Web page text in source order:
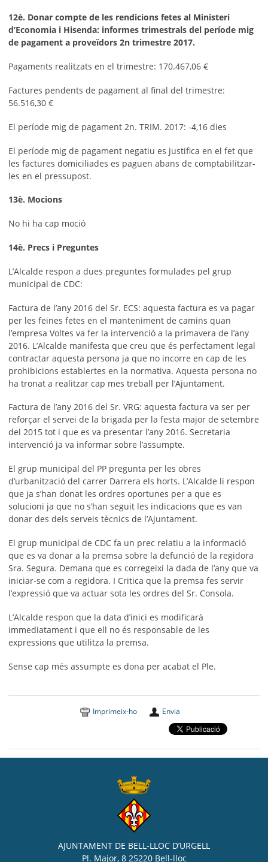
12è. Donar compte de les rendicions fetes al Ministeri
d’Economia i Hisenda: informes trimestrals del període mig
de pagament a proveïdors 2n trimestre 2017.
Pagaments realitzats en el trimestre: 170.467,06 €
Factures pendents de pagament al final del trimestre:
56.516,30 €
El període mig de pagament 2n. TRIM. 2017: -4,16 dies
El període mig de pagament negatiu es justifica en el fet que
les factures domiciliades es paguen abans de comptabilitzar-
les en el pressupost.
13è. Mocions
No hi ha cap moció
14è. Precs i Preguntes
L’Alcalde respon a dues preguntes formulades pel grup
municipal de CDC:
Factura de l’any 2016 del Sr. ECS: aquesta factura es va pagar
per les feines fetes en el manteniment de camins quan
l’empresa Voltes va fer la intervenció a la primavera de l’any
2016. L’Alcalde manifesta que creu que és perfectament legal
contractar aquesta persona ja que no incorre en cap de les
prohibicions establertes en la normativa. Aquesta persona no
ha tronat a realitzar cap mes treball per l’Ajuntament.
Factura de l’any 2016 del Sr. VRG: aquesta factura va ser per
reforçar el servei de la brigada per la festa major de setembre
del 2015 tot i que es va presentar l’any 2016. Secretaria
intervenció ja va informar sobre l’assumpte.
El grup municipal del PP pregunta per les obres
d’urbanització del carrer Darrera els horts. L’Alcalde li respon
que ja s’han donat les ordres oportunes per a que es
solucioni ja que no s’han seguit les indicacions que es van
donar des dels serveis tècnics de l’Ajuntament.
El grup municipal de CDC fa un prec relatiu a la informació
que es va donar a la premsa sobre la defunció de la regidora
Sra. Segura. Demana que es corregeixi la dada de l’any que va
iniciar-se com a regidora. I Critica que la premsa fes servir
l’expressió que va actuar sota les ordres del Sr. Consola.
L’Alcalde respon que la data d’inici es modificarà
immediatament i que ell no és responsable de les
expressions que utilitza la premsa.
Sense cap més assumpte es dona per acabat el Ple.
Imprimeix-ho Envia
AJUNTAMENT DE BELL-LLOC D’URGELL
Pl. Major, 8 25220 Bell-lloc